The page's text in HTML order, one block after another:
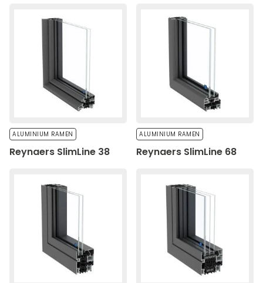
ALUMINIUM RAMEN
Reynaers SlimLine 38
ALUMINIUM RAMEN
Reynaers SlimLine 68